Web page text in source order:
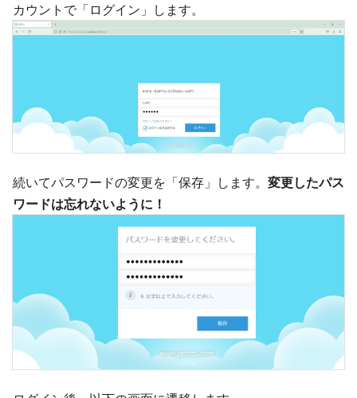
カウントで「ログイン」します。
続いてパスワードの変更を「保存」します。 変更したパス
ワードは忘れないように！